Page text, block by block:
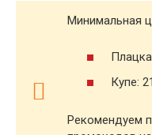
Минимальная
Купе:
Рекомендуем